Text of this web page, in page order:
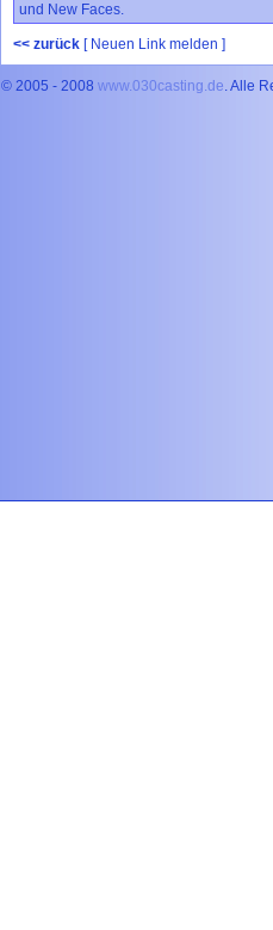
und New Faces.
<< zurück [ Neuen Link melden ]
© 2005 - 2008 www.030casting.de. Alle